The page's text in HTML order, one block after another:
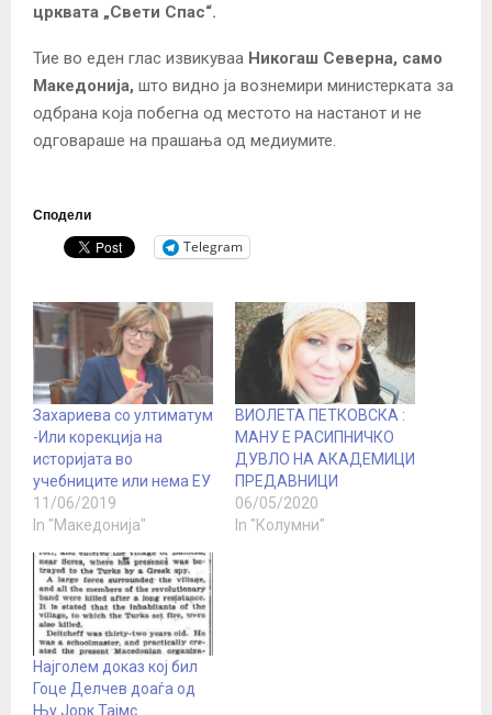
црквата „Свети Спас“.
Тие во еден глас извикуваа Никогаш Северна, само
Македонија, што видно ја вознемири министерката за
одбрана која побегна од местото на настанот и не
одговараше на прашања од медиумите.
Сподели
Telegram
Захариева со ултиматум
-Или корекција на
историјата во
учебниците или нема ЕУ
11/06/2019
In "Македонија"
ВИОЛЕТА ПЕТКОВСКА :
МАНУ Е РАСИПНИЧКО
ДУВЛО НА АКАДЕМИЦИ
ПРЕДАВНИЦИ
06/05/2020
In "Колумни"
Најголем доказ кој бил
Гоце Делчев доаѓа од
Њу Јорк Тајмс